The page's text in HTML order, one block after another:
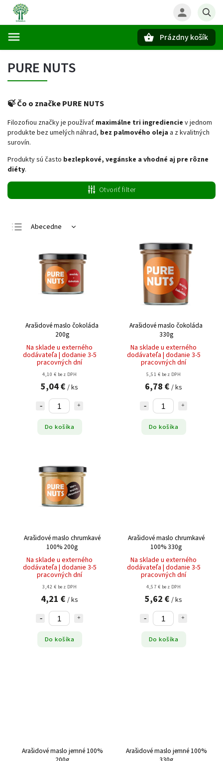
Prázdny košík
PURE NUTS
🍃 Čo o značke PURE NUTS
Filozofiou značky je používať maximálne tri ingrediencie v jednom
produkte bez umelých náhrad, bez palmového oleja a z kvalitných
surovín.
Produkty sú často bezlepkové, vegánske a vhodné aj pre rôzne
diéty.
Otvoriť filter
Abecedne
Najdrahšie
Najpredávanejšie
Arašidové maslo čokoláda
200g
Na sklade u externého
dodávateľa | dodanie 3-5
pracovných dní
4,10 € bez DPH
5,04 € / ks
Do košíka
Arašidové maslo čokoláda
330g
Na sklade u externého
dodávateľa | dodanie 3-5
pracovných dní
5,51 € bez DPH
6,78 € / ks
Do košíka
Arašidové maslo chrumkavé
100% 200g
Na sklade u externého
dodávateľa | dodanie 3-5
pracovných dní
3,42 € bez DPH
4,21 € / ks
Do košíka
Arašidové maslo chrumkavé
100% 330g
Na sklade u externého
dodávateľa | dodanie 3-5
pracovných dní
4,57 € bez DPH
5,62 € / ks
Do košíka
Arašidové maslo jemné 100%
Arašidové maslo jemné 100%